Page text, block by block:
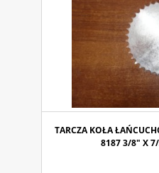
TARCZA KOŁA
8187 3/8" X